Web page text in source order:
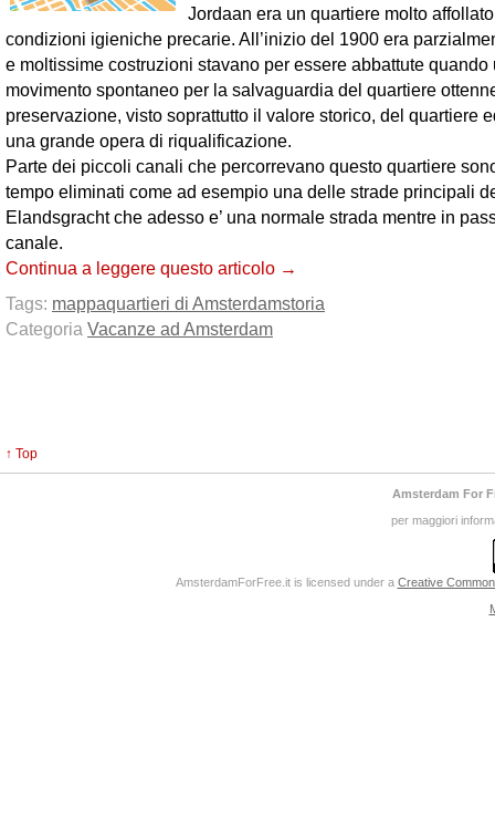
Jordaan era un quartiere molto
condizioni igieniche precarie. All’inizio del 1900 era
e moltissime costruzioni stavano per essere abbattute quando
movimento spontaneo per la salvaguardia del quartiere
preservazione, visto soprattutto il valore storico, del quartiere
una grande opera di riqualificazione.
Parte dei piccoli canali che percorrevano questo quartiere
tempo eliminati come ad esempio una delle strade principali
Elandsgracht che adesso e’ una normale strada mentre in
canale.
Continua a leggere questo articolo →
Tags: mappaquartieri di Amsterdamstoria
Categoria Vacanze ad Amsterdam
↑ Top
Amsterdam For
per maggiori
AmsterdamForFree.itis licensed under a Creative